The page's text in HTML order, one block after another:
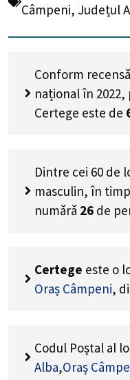
Câmpeni, Județul
Conform
național în
Certege este de
Dintre cei 60 de
masculin, în
numără 26 de
Certege este o
Oraș Câmpeni,
Codul Poștal al
Alba,Oraș